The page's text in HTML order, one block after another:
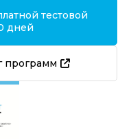
тестовой
дней
программ